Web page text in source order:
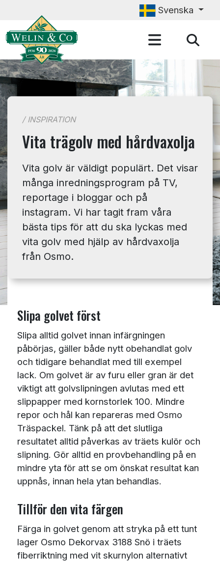
Svenska
/ INSPIRATION
Vita trägolv med hårdvaxolja
Vita golv är väldigt populärt. Det visar
många inredningsprogram på TV,
reportage i bloggar och på
instagram. Vi har tagit fram våra
bästa tips för att du ska lyckas med
vita golv med hjälp av hårdvaxolja
från Osmo.
Slipa golvet först
Slipa alltid golvet innan infärgningen
påbörjas, gäller både nytt obehandlat golv
och tidigare behandlat med till exempel
lack. Om golvet är av furu eller gran är det
viktigt att golvslipningen avlutas med ett
slippapper med kornstorlek 100. Mindre
repor och hål kan repareras med Osmo
Träspackel. Tänk på att det slutliga
resultatet alltid påverkas av träets kulör och
slipning. Gör alltid en provbehandling på en
mindre yta för att se om önskat resultat kan
uppnås, innan hela ytan behandlas.
Tillför den vita färgen
Färga in golvet genom att stryka på ett tunt
lager Osmo Dekorvax 3188 Snö i träets
fiberriktning med vit skurnylon alternativt